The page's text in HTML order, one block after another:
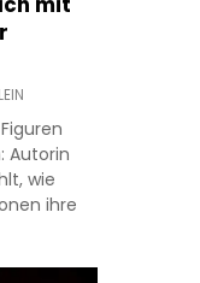
Autorin
wie
ihre